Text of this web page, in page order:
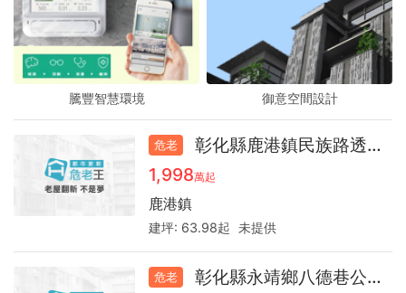
騰豐智慧環境
騰豐智慧環境
騰豐智慧環境 御意空間設計
御意空間設計
御意空間設計
危老
彰化縣鹿港鎮民族路透天厝40.2年
1,998萬起
鹿港鎮
建坪: 63.98起 未提供
危老
彰化縣永靖鄉八德巷公寓54.2